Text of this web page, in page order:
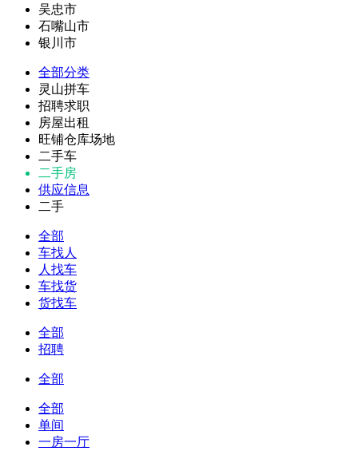
吴忠市
石嘴山市
银川市
全部分类
灵山拼车
招聘求职
房屋出租
旺铺仓库场地
二手车
二手房
供应信息
二手
全部
车找人
人找车
车找货
货找车
全部
招聘
全部
全部
单间
一房一厅